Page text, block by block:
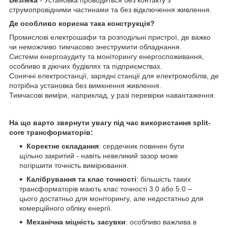
струмопровідними частинами та без відключення живлення.
Де особливо корисна така конструкція?
Промислові електрошафи та розподільні пристрої, де важко
чи неможливо тимчасово знеструмити обладнання.
Системи енергоаудиту та моніторингу енергоспоживання,
особливо в діючих будівлях та підприємствах.
Сонячні електростанції, зарядні станції для електромобілів, де
потрібна установка без вимкнення живлення.
Тимчасові виміри, наприклад, у разі перевірки навантаження.
На що варто звернути увагу під час використання split-
core трансформаторів:
Коректне складання: сердечник повинен бути
щільно закритий - навіть невеликий зазор може
погіршити точність вимірювання.
Калібрування та клас точності: більшість таких
трансформаторів мають клас точності 3.0 або 5.0 –
цього достатньо для моніторингу, але недостатньо для
комерційного обліку енергії.
Механічна міцність засувки: особливо важлива в